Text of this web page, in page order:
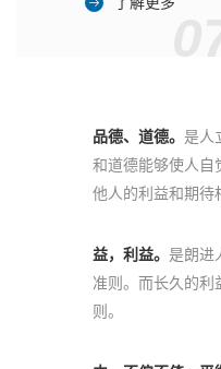
品德、道德。 是人
和道德能够使人自
他人的利益和期待
益，利益。 是朗进
准则。而长久的利
则。